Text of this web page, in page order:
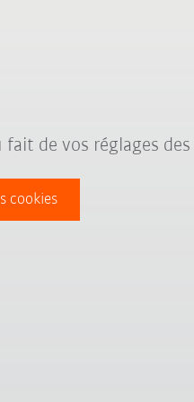
de vos réglages
cookies